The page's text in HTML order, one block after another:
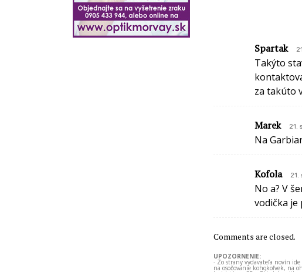
Spartak
Takýto
za takúto
Marek 21.
Na
Kofola 21.
No a? V
vodička je
Comments are closed.
UPOZORNENIE:
- Zo strany vydavateľa novín
na osočovanie kohokoľvek, na